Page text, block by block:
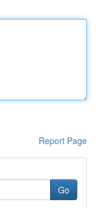
Report Page
Go